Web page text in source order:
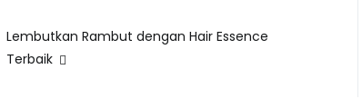
Lembutkan Rambut dengan Hair Essence
Terbaik